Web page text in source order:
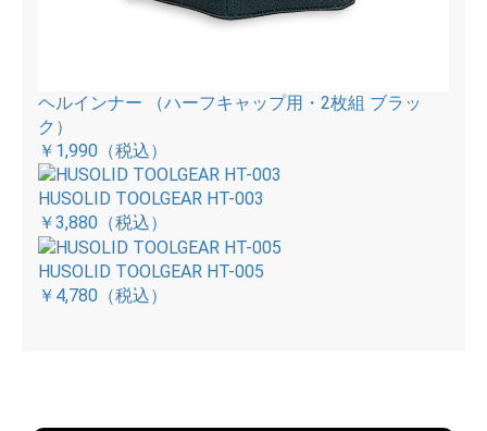
ヘルインナー （ハーフキャップ用・2枚組 ブラッ
ク）
￥1,990 （税込）
HUSOLID TOOLGEAR HT-003
￥3,880 （税込）
HUSOLID TOOLGEAR HT-005
￥4,780 （税込）